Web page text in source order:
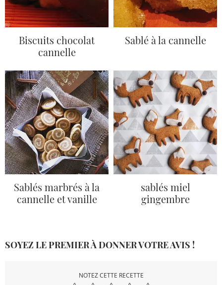
Biscuits chocolat
cannelle
Sablé à la cannelle
Sablés marbrés à la
cannelle et vanille
sablés miel
gingembre
SOYEZ LE PREMIER À DONNER VOTRE AVIS !
NOTEZ CETTE RECETTE